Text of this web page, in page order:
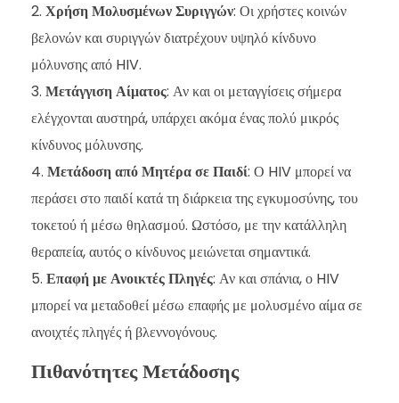
Χρήση Μολυσμένων Συριγγών: Οι χρήστες κοινών
βελονών και συριγγών διατρέχουν υψηλό κίνδυνο
μόλυνσης από HIV.
Μετάγγιση Αίματος: Αν και οι μεταγγίσεις σήμερα
ελέγχονται αυστηρά, υπάρχει ακόμα ένας πολύ μικρός
κίνδυνος μόλυνσης.
Μετάδοση από Μητέρα σε Παιδί: Ο HIV μπορεί να
περάσει στο παιδί κατά τη διάρκεια της εγκυμοσύνης, του
τοκετού ή μέσω θηλασμού. Ωστόσο, με την κατάλληλη
θεραπεία, αυτός ο κίνδυνος μειώνεται σημαντικά.
Επαφή με Ανοικτές Πληγές: Αν και σπάνια, ο HIV
μπορεί να μεταδοθεί μέσω επαφής με μολυσμένο αίμα σε
ανοιχτές πληγές ή βλεννογόνους.
Πιθανότητες Μετάδοσης